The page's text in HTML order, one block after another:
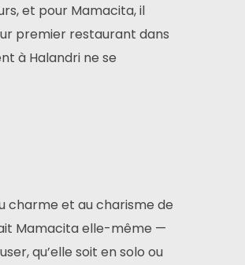
et pour Mamacita, il
premier restaurant dans
à Halandri ne se
charme et au charisme de
Mamacita elle-même —
qu’elle soit en solo ou